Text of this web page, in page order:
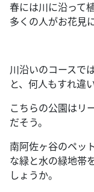
春には川に沿って
多くの人がお花見
川沿いのコースで
と、何人もすれ違
こちらの公園はリ
だそう。
南阿佐ヶ谷のペッ
な緑と水の緑地帯
しょうか。